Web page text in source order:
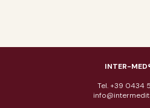
INTER-
Tel. +39 0434